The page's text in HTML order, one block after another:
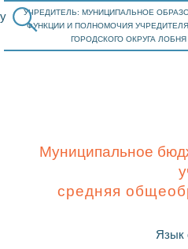
УЧРЕДИТЕЛЬ: МУНИЦИПАЛЬНОЕ
ФУНКЦИИ И ПОЛНОМОЧИЯ
ГОРОДСКОГО ОКРУГА
Муниципальное
cредняя
Язык